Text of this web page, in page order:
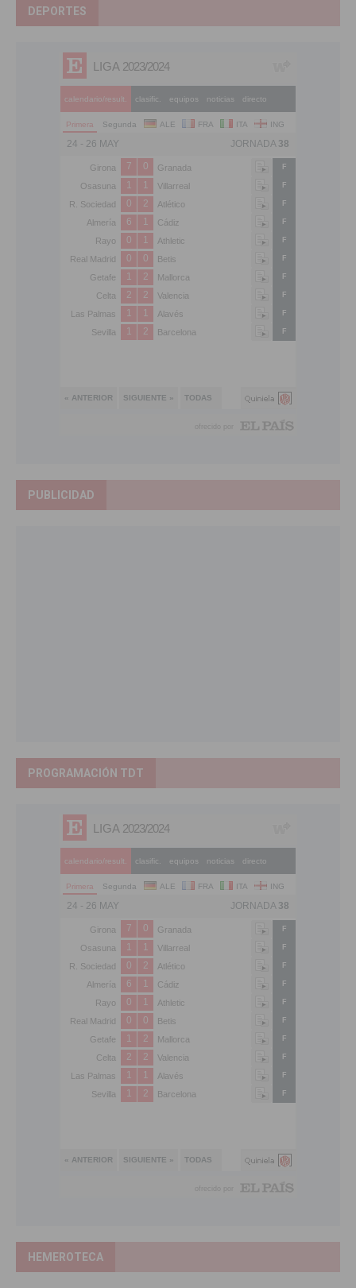
DEPORTES
PUBLICIDAD
PROGRAMACIÓN TDT
HEMEROTECA